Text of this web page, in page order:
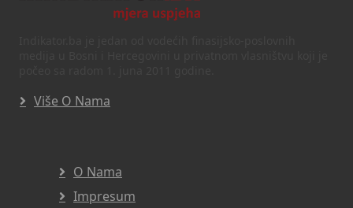
Više O Nama
O Nama
Impresum